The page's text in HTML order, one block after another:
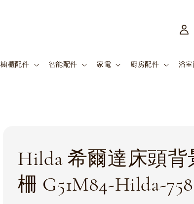
櫥櫃配件 智能配件 家電 廚房配件 浴
Hilda 希爾達床頭背
柵 G51M84-Hilda-758